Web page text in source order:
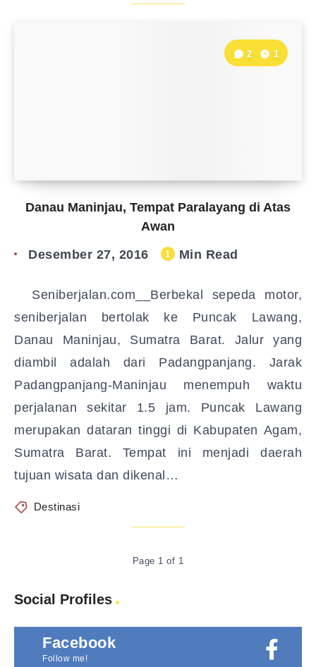
Danau Maninjau, Tempat Paralayang di Atas
Awan
2 1
Desember 27, 2016 1 Min Read
Seniberjalan.com__Berbekal sepeda motor,
seniberjalan bertolak ke Puncak Lawang,
Danau Maninjau, Sumatra Barat. Jalur yang
diambil adalah dari Padangpanjang. Jarak
Padangpanjang-Maninjau menempuh waktu
perjalanan sekitar 1.5 jam. Puncak Lawang
merupakan dataran tinggi di Kabupaten Agam,
Sumatra Barat. Tempat ini menjadi daerah
tujuan wisata dan dikenal…
Destinasi
Page 1 of 1
Social Profiles
Facebook
Follow me!